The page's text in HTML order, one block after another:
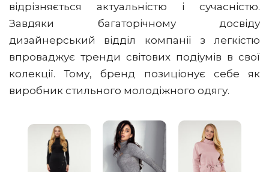
відрізняється актуальністю і сучасністю.
Завдяки багаторічному досвіду
дизайнерський відділ компанії з легкістю
впроваджує тренди світових подіумів в свої
колекції. Тому, бренд позиціонує себе як
виробник стильного молодіжного одягу.